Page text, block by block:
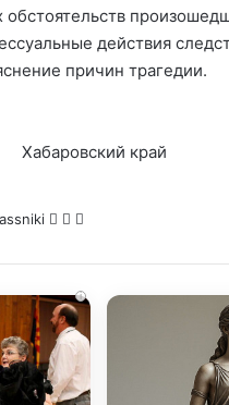
обстоятельств
действия
причин трагедии.
Хабаровский край
WhatsApp
Telegram
Email
i